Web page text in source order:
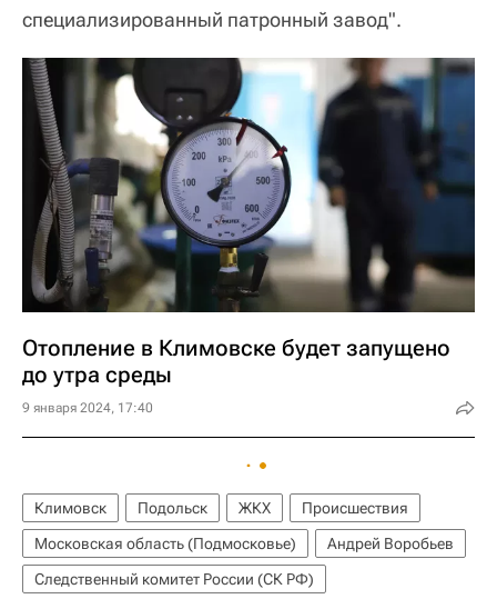
специализированный патронный завод".
Отопление в Климовске будет запущено
до утра среды
9 января 2024, 17:40
Климовск Подольск ЖКХ
Происшествия
Московская область (Подмосковье)
Андрей Воробьев
Следственный комитет России (СК РФ)